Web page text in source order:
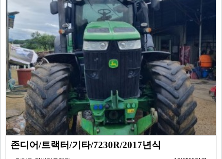
존디어/트랙터/기타/7230R/2017년식